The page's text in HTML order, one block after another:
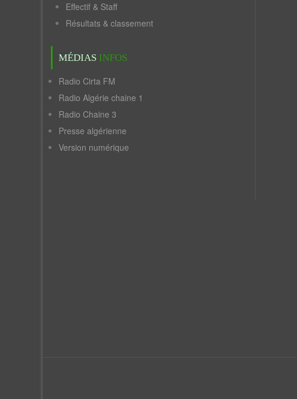
Effectif & Staff
Résultats & classement
MÉDIAS INFOS
Radio Cirta FM
Radio Algérie chaine 1
Radio Chaine 3
Presse algérienne
Version numérique